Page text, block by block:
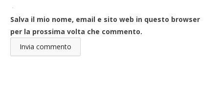
Salva il mio nome, email e sito web in questo browser
per la prossima volta che commento.